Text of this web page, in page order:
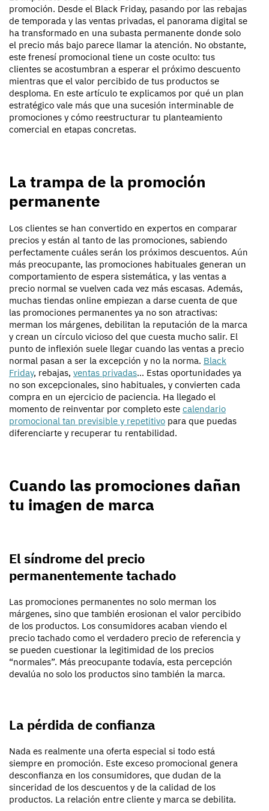
promoción. Desde el Black Friday, pasando por las rebajas
de temporada y las ventas privadas, el panorama digital se
ha transformado en una subasta permanente donde solo
el precio más bajo parece llamar la atención. No obstante,
este frenesí promocional tiene un coste oculto: tus
clientes se acostumbran a esperar el próximo descuento
mientras que el valor percibido de tus productos se
desploma. En este artículo te explicamos por qué un plan
estratégico vale más que una sucesión interminable de
promociones y cómo reestructurar tu planteamiento
comercial en etapas concretas.
La trampa de la promoción
permanente
Los clientes se han convertido en expertos en comparar
precios y están al tanto de las promociones, sabiendo
perfectamente cuáles serán los próximos descuentos. Aún
más preocupante, las promociones habituales generan un
comportamiento de espera sistemática, y las ventas a
precio normal se vuelven cada vez más escasas. Además,
muchas tiendas online empiezan a darse cuenta de que
las promociones permanentes ya no son atractivas:
merman los márgenes, debilitan la reputación de la marca
y crean un círculo vicioso del que cuesta mucho salir. El
punto de inflexión suele llegar cuando las ventas a precio
normal pasan a ser la excepción y no la norma. Black
Friday, rebajas, ventas privadas… Estas oportunidades ya
no son excepcionales, sino habituales, y convierten cada
compra en un ejercicio de paciencia. Ha llegado el
momento de reinventar por completo este calendario
promocional tan previsible y repetitivo para que puedas
diferenciarte y recuperar tu rentabilidad.
Cuando las promociones dañan
tu imagen de marca
El síndrome del precio
permanentemente tachado
Las promociones permanentes no solo merman los
márgenes, sino que también erosionan el valor percibido
de los productos. Los consumidores acaban viendo el
precio tachado como el verdadero precio de referencia y
se pueden cuestionar la legitimidad de los precios
“normales”. Más preocupante todavía, esta percepción
devalúa no solo los productos sino también la marca.
La pérdida de confianza
Nada es realmente una oferta especial si todo está
siempre en promoción. Este exceso promocional genera
desconfianza en los consumidores, que dudan de la
sinceridad de los descuentos y de la calidad de los
productos. La relación entre cliente y marca se debilita.